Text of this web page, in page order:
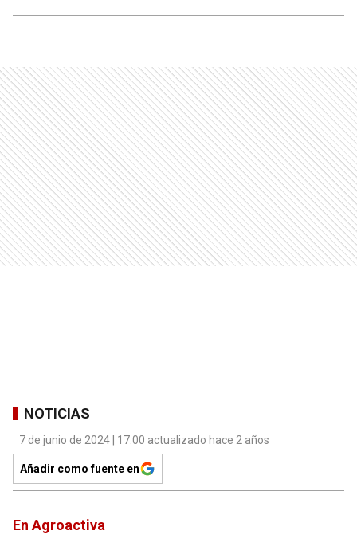
NOTICIAS
7 de junio de 2024 | 17:00 actualizado hace 2 años
Añadir como fuente en
En Agroactiva